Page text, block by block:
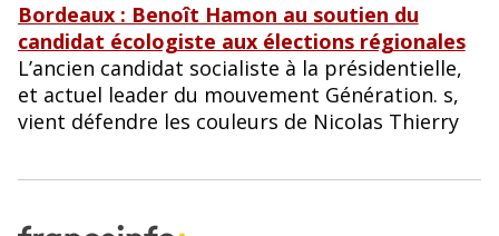
Bordeaux : Benoît Hamon au soutien du
candidat écologiste aux élections régionales
L’ancien candidat socialiste à la présidentielle,
et actuel leader du mouvement Génération. s,
vient défendre les couleurs de Nicolas Thierry